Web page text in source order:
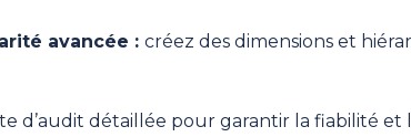
avancée : créez des dimensions et
d’audit détaillée pour garantir la fiabilité